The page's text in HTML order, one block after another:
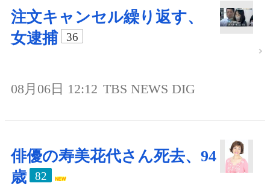
注文キャンセル繰り返す、
女逮捕
36
08月06日 12:12 TBS NEWS DIG
俳優の寿美花代さん死去、94
歳
82